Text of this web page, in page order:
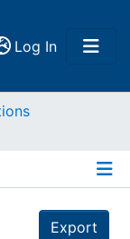
Log In(current)
Export